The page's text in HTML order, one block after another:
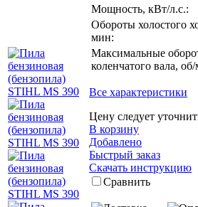
Мощность, кВт/л.с.:
Обороты холостого
мин:
Максимальные
коленчатого вала,
Все характеристики
Цену следует
В корзину
Добавлено
Быстрый заказ
Скачать инструкцию
Сравнить